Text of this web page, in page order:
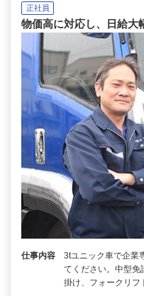
正社員
物価高に対応し、日給大
仕事内容
3tユニック車で企業
てください。中型免
掛け、フォークリ